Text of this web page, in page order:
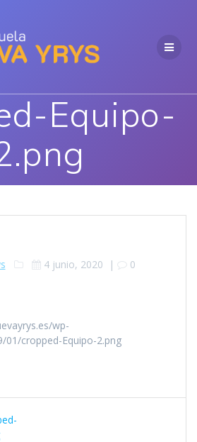
Equipo-
4 junio, 2020 | 0
wp-
cropped-Equipo-2.png